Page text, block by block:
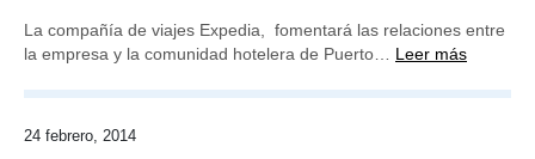
La compañía de viajes Expedia, fomentará las relaciones entre
la empresa y la comunidad hotelera de Puerto… Leer más
24 febrero, 2014